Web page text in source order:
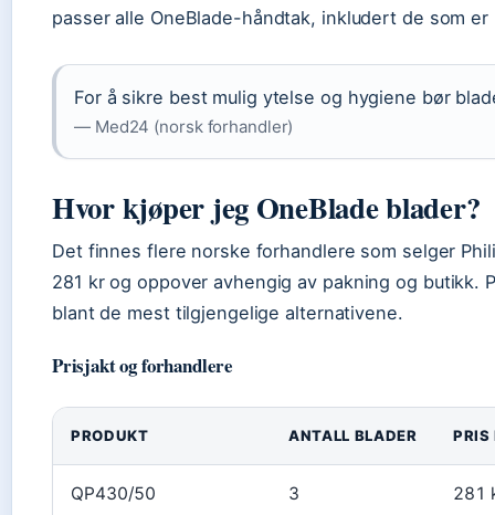
passer alle OneBlade-håndtak, inkludert de som
For å sikre best mulig ytelse og hygiene bør
— Med24 (norsk forhandler)
Hvor kjøper jeg OneBlade blader?
Det finnes flere norske forhandlere som selger
281 kr og oppover avhengig av pakning og butikk.
blant de mest tilgjengelige alternativene.
Prisjakt og forhandlere
PRODUKT ANTALL BLADER PRIS
QP430/50 3 281